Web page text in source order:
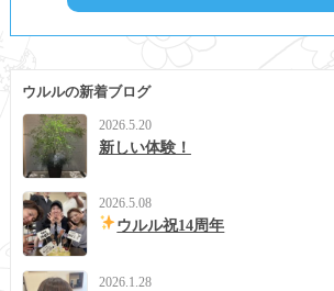
ウルルの新着ブログ
2026.5.20
新しい体験！
2026.5.08
ウルル祝14周年
2026.1.28